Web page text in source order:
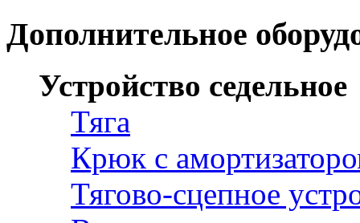
Дополнительное
Устройство седельное
Тяга
Крюк с
Тягово-сцепное